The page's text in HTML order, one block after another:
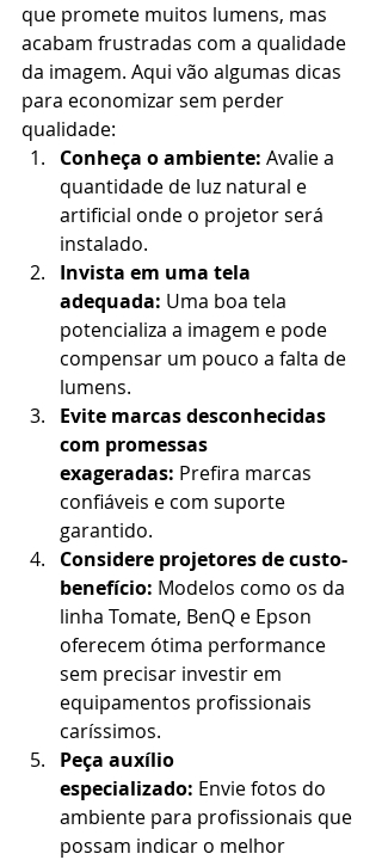
que promete muitos lumens, mas
acabam frustradas com a qualidade
da imagem. Aqui vão algumas dicas
para economizar sem perder
qualidade:
Conheça o ambiente: Avalie a
quantidade de luz natural e
artificial onde o projetor será
instalado.
Invista em uma tela
adequada: Uma boa tela
potencializa a imagem e pode
compensar um pouco a falta de
lumens.
Evite marcas desconhecidas
com promessas
exageradas: Prefira marcas
confiáveis e com suporte
garantido.
Considere projetores de custo-
benefício: Modelos como os da
linha Tomate, BenQ e Epson
oferecem ótima performance
sem precisar investir em
equipamentos profissionais
caríssimos.
Peça auxílio
especializado: Envie fotos do
ambiente para profissionais que
possam indicar o melhor